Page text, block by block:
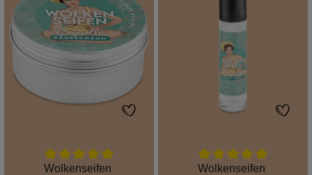
Wolkenseifen
Wolkenseifen